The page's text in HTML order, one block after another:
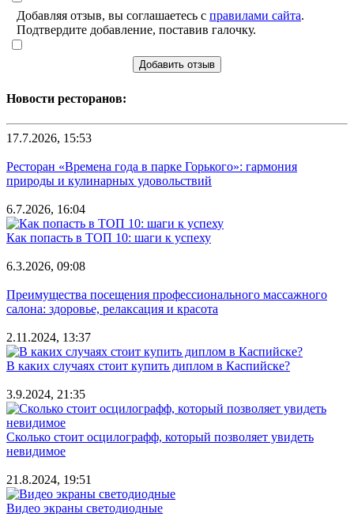
Добавляя отзыв, вы соглашаетесь с правилами сайта.
Подтвердите добавление, поставив галочку.
Добавить отзыв
Новости ресторанов:
17.7.2026, 15:53
Ресторан «Времена года в парке Горького»: гармония
природы и кулинарных удовольствий
6.7.2026, 16:04
Как попасть в ТОП 10: шаги к успеху
6.3.2026, 09:08
Преимущества посещения профессионального массажного
салона: здоровье, релаксация и красота
2.11.2024, 13:37
В каких случаях стоит купить диплом в Каспийске?
3.9.2024, 21:35
Сколько стоит осцилографф, который позволяет увидеть
невидимое
21.8.2024, 19:51
Видео экраны светодиодные